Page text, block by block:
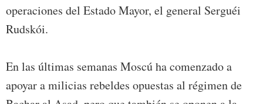
operaciones del Estado Mayor, el general Serguéi
Rudskói.
En las últimas semanas Moscú ha comenzado a
apoyar a milicias rebeldes opuestas al régimen de